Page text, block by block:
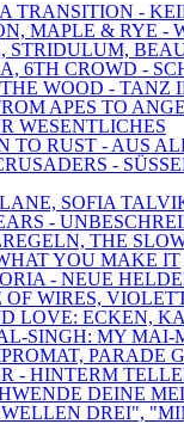
TRANSITION -
MAPLE & RYE -
6TH CROWD -
WOOD - TANZ
APES TO
WESENTLICHES
TO RUST - AUS
-
SOFIA
-
THE
YOU MAKE IT
- NEUE
WIRES,
LOVE: ECKEN,
SINGH: MY MAI-
PARADE
- HINTERM
DEINE
DREI",